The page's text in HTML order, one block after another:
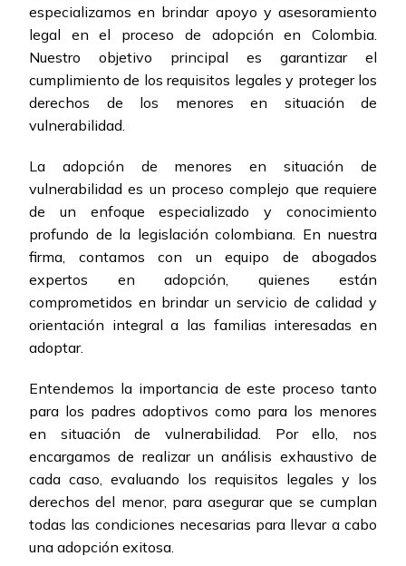
especializamos en brindar apoyo y asesoramiento
legal en el proceso de adopción en Colombia.
Nuestro objetivo principal es garantizar el
cumplimiento de los requisitos legales y proteger los
derechos de los menores en situación de
vulnerabilidad.
La adopción de menores en situación de
vulnerabilidad es un proceso complejo que requiere
de un enfoque especializado y conocimiento
profundo de la legislación colombiana. En nuestra
firma, contamos con un equipo de abogados
expertos en adopción, quienes están
comprometidos en brindar un servicio de calidad y
orientación integral a las familias interesadas en
adoptar.
Entendemos la importancia de este proceso tanto
para los padres adoptivos como para los menores
en situación de vulnerabilidad. Por ello, nos
encargamos de realizar un análisis exhaustivo de
cada caso, evaluando los requisitos legales y los
derechos del menor, para asegurar que se cumplan
todas las condiciones necesarias para llevar a cabo
una adopción exitosa.